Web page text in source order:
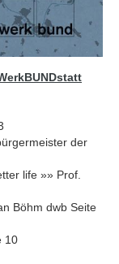
der
life »» Prof.
Böhm dwb Seite
10